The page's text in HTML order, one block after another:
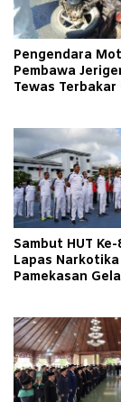
Pengendara
Pembawa
Tewas Terbakar
Pamekasan
Sambut HUT Ke-
Lapas Narkotika
Pamekasan